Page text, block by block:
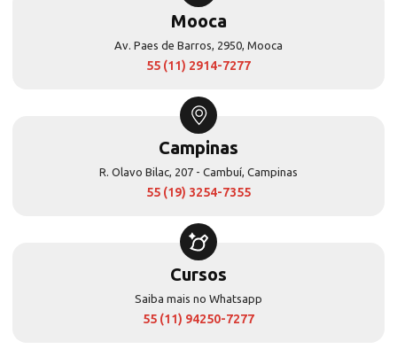
Mooca
Av. Paes de Barros, 2950, Mooca
55 (11) 2914-7277
Campinas
R. Olavo Bilac, 207 - Cambuí, Campinas
55 (19) 3254-7355
Cursos
Saiba mais no Whatsapp
55 (11) 94250-7277